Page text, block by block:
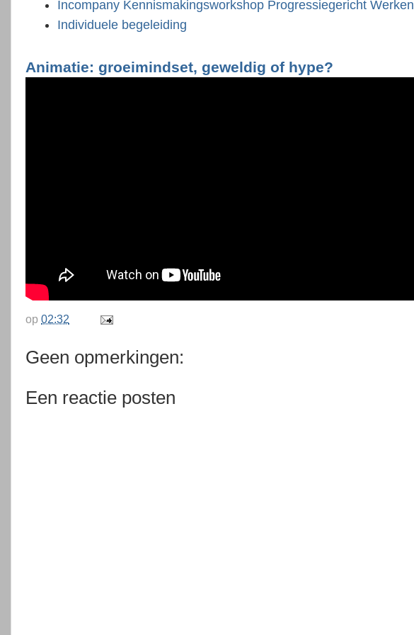
Incompany Kennismakingsworkshop Progressiegericht Werken
Individuele begeleiding
Animatie: groeimindset, geweldig of hype?
op 02:32
Geen opmerkingen:
Een reactie posten